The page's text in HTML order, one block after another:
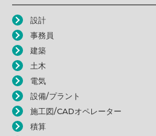
設計
事務員
建築
土木
電気
設備/プラント
施工図/CADオペレーター
積算